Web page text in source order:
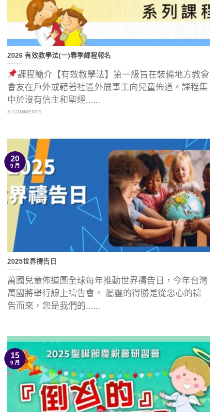
2026 有效教學法(一)春季課程報名
課程簡介【有效教學法】第一級旨在裝備地方教會
會友在戶外或藉著社區外展事工向兒童佈道。課程集
中於沒有信主和聖經......
3 COMMENTS
2025世界禱告日
萬國兒童佈道團全球每年推動世界禱告日，今年台灣
萬國將舉行線上禱告會。 屬靈的得勝是從忠心的禱
告而來，您是我們的......
20
9 月
15
9 月